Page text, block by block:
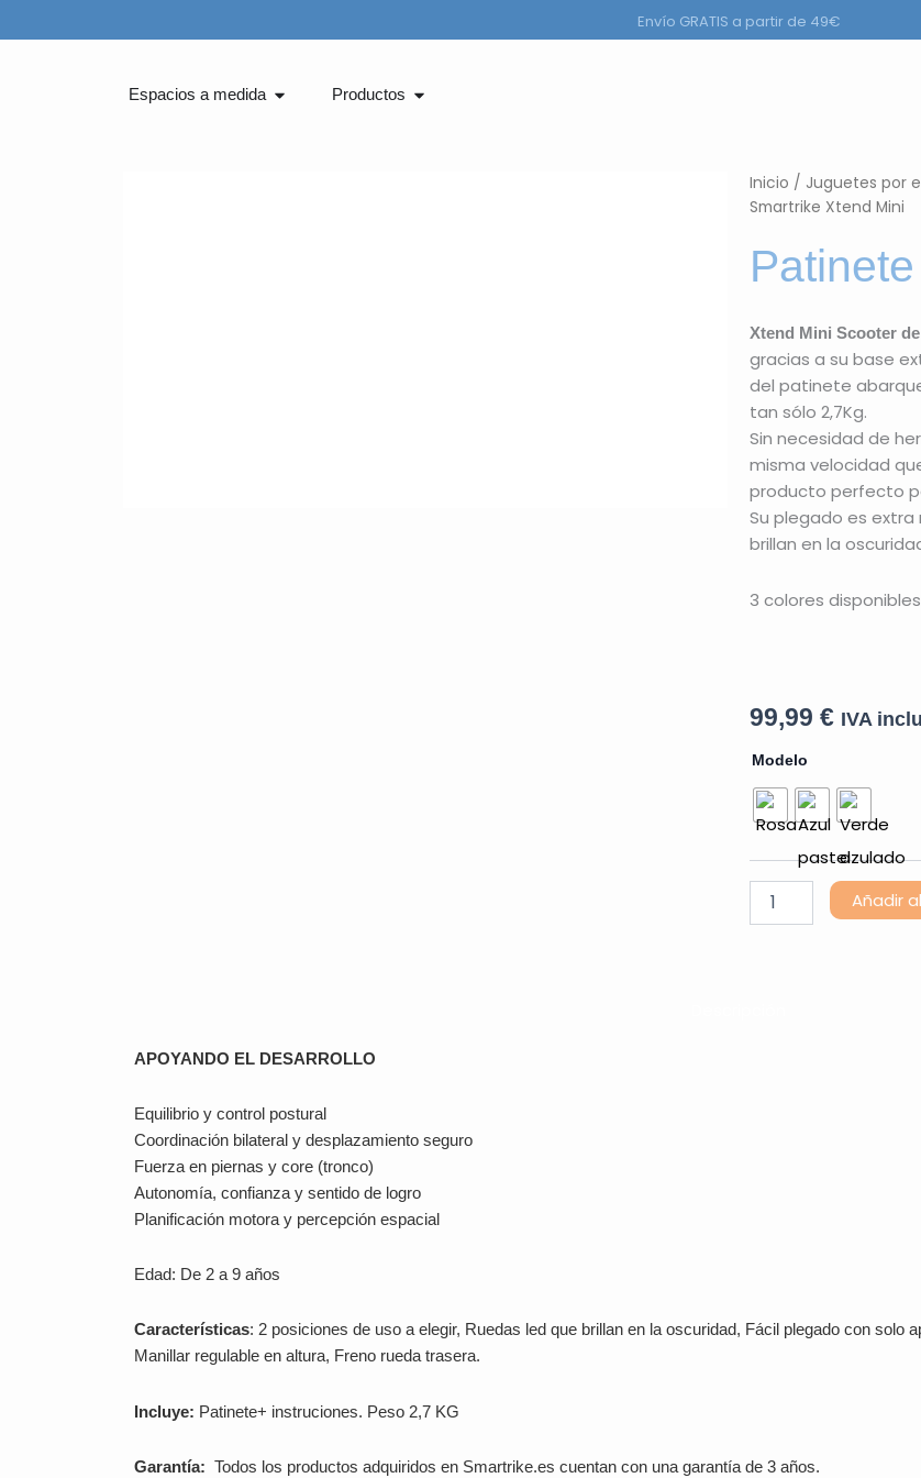
al
Envío GRATIS a partir de 49€
Espacios a medida Abrir Espacios a medida
Productos Abrir Productos
Inicio / Juguetes por
Smartrike Xtend Mini
Xtend Mini Scooter
gracias a su base
del patinete
tan sólo 2,7Kg.
Sin necesidad de
misma velocidad
producto perfecto
Su plegado es extra
brillan en la
3 colores
99,99 € IVA
Modelo
Patinete
Xtend
Mini
Añadir
APOYANDO EL DESARROLLO
Equilibrio y control postural
Coordinación bilateral y desplazamiento seguro
Fuerza en piernas y core (tronco)
Autonomía, confianza y sentido de logro
Planificación motora y percepción espacial
Edad: De 2 a 9 años
Características: 2 posiciones de uso a elegir, Ruedas led que brillan en la oscuridad, Fácil plegado con solo
Manillar regulable en altura, Freno rueda trasera.
Incluye: Patinete+ instruciones. Peso 2,7 KG
Garantía: Todos los productos adquiridos en Smartrike.es cuentan con una garantía de 3 años.